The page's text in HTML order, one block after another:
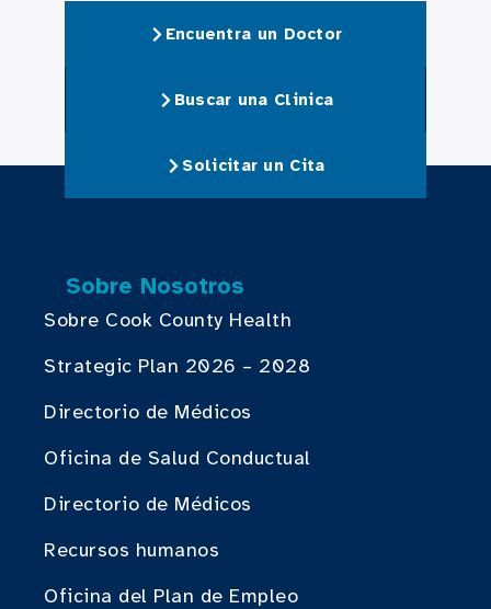
Encuentra un Doctor
Buscar una Clinica
Solicitar un Cita
Sobre Nosotros
Sobre Cook County Health
Strategic Plan 2026 – 2028
Directorio de Médicos
Oficina de Salud Conductual
Directorio de Médicos
Recursos humanos
Oficina del Plan de Empleo